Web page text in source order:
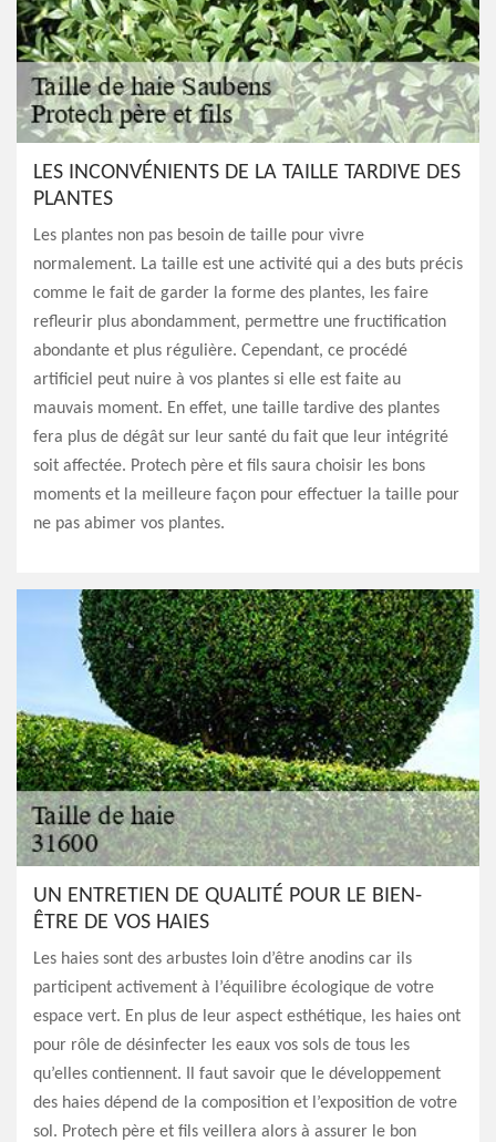
LES INCONVÉNIENTS DE LA TAILLE TARDIVE DES
PLANTES
Les plantes non pas besoin de taille pour vivre
normalement. La taille est une activité qui a des buts précis
comme le fait de garder la forme des plantes, les faire
refleurir plus abondamment, permettre une fructification
abondante et plus régulière. Cependant, ce procédé
artificiel peut nuire à vos plantes si elle est faite au
mauvais moment. En effet, une taille tardive des plantes
fera plus de dégât sur leur santé du fait que leur intégrité
soit affectée. Protech père et fils saura choisir les bons
moments et la meilleure façon pour effectuer la taille pour
ne pas abimer vos plantes.
UN ENTRETIEN DE QUALITÉ POUR LE BIEN-
ÊTRE DE VOS HAIES
Les haies sont des arbustes loin d’être anodins car ils
participent activement à l’équilibre écologique de votre
espace vert. En plus de leur aspect esthétique, les haies ont
pour rôle de désinfecter les eaux vos sols de tous les
qu’elles contiennent. Il faut savoir que le développement
des haies dépend de la composition et l’exposition de votre
sol. Protech père et fils veillera alors à assurer le bon